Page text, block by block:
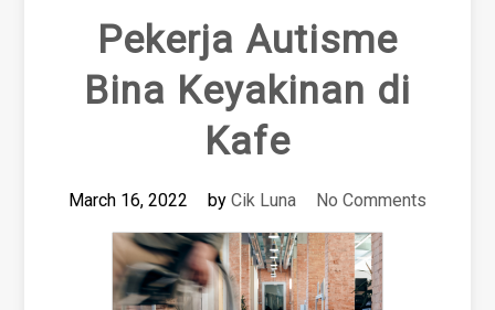
Pekerja Autisme
Bina Keyakinan di
Kafe
March 16, 2022 by Cik Luna No Comments